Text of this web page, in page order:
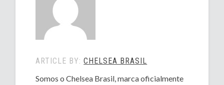
ARTICLE BY:CHELSEA BRASIL
Somos o Chelsea Brasil, marca oficialmente